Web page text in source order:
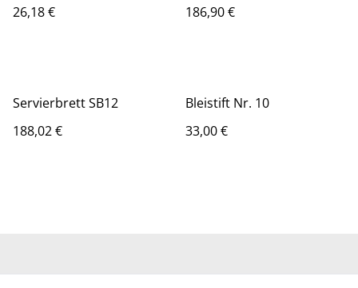
26,18 €
186,90 €
Servierbrett SB12
188,02 €
Bleistift Nr. 10
33,00 €
Kontakt
Allgemeine